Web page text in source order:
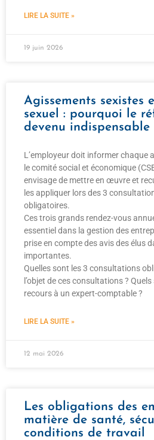
LIRE LA SUITE »
19 juin 2026
Agissements sexistes
sexuel : pourquoi le
devenu indispensable
L’employeur doit informer chaque
le comité social et économique
envisage de mettre en œuvre et
les appliquer lors des 3
obligatoires.
Ces trois grands rendez-vous
essentiel dans la gestion des
prise en compte des avis des élus
importantes.
Quelles sont les 3 consultations
l’objet de ces consultations ?
recours à un expert-comptable ?
LIRE LA SUITE »
12 mai 2026
Les obligations des
matière de santé,
conditions de travail